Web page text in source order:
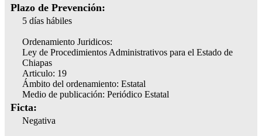
Plazo de Prevención:
5 días hábiles
Ordenamiento Juridicos:
Ley de Procedimientos Administrativos para el Estado de
Chiapas
Articulo: 19
Ámbito del ordenamiento: Estatal
Medio de publicación: Periódico Estatal
Ficta:
Negativa